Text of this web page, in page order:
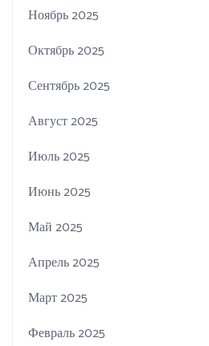
Ноябрь 2025
Октябрь 2025
Сентябрь 2025
Август 2025
Июль 2025
Июнь 2025
Май 2025
Апрель 2025
Март 2025
Февраль 2025